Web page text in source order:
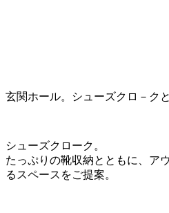
玄関ホール。シューズクロ－ク
シューズクローク。
たっぷりの靴収納とともに、ア
るスペースをご提案。